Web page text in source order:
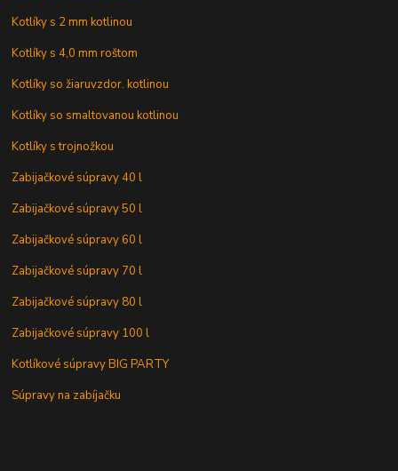
Kotlíky s 2 mm kotlinou
Kotlíky s 4,0 mm roštom
Kotlíky so žiaruvzdor. kotlinou
Kotlíky so smaltovanou kotlinou
Kotlíky s trojnožkou
Zabijačkové súpravy 40 l
Zabijačkové súpravy 50 l
Zabijačkové súpravy 60 l
Zabijačkové súpravy 70 l
Zabijačkové súpravy 80 l
Zabijačkové súpravy 100 l
Kotlíkové súpravy BIG PARTY
Súpravy na zabíjačku